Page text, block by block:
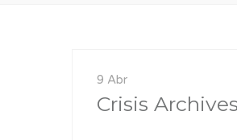
9 Abr
Crisis Archives